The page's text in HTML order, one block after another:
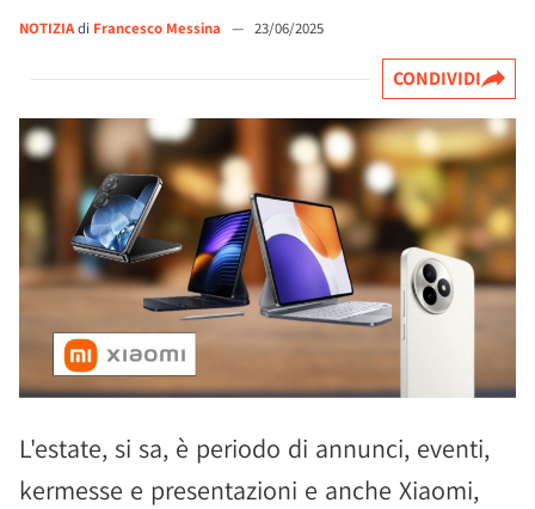
NOTIZIAdi Francesco Messina — 23/06/2025
CONDIVIDI
L'estate, si sa, è periodo di annunci, eventi,
kermesse e presentazioni e anche Xiaomi,